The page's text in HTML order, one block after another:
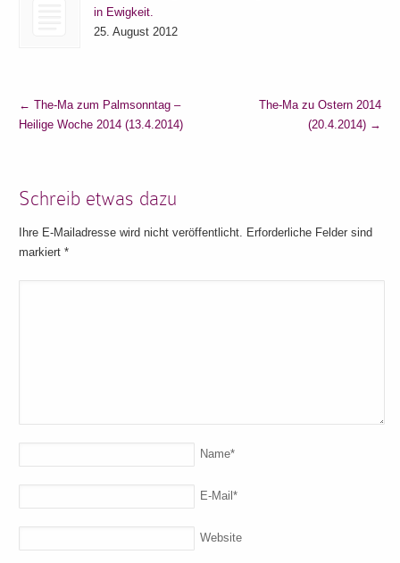
in Ewigkeit.
25. August 2012
← The-Ma zum Palmsonntag –
Heilige Woche 2014 (13.4.2014)
The-Ma zu Ostern 2014
(20.4.2014) →
Schreib etwas dazu
Ihre E-Mailadresse wird nicht veröffentlicht. Erforderliche Felder sind
markiert*
Name*
E-Mail*
Website